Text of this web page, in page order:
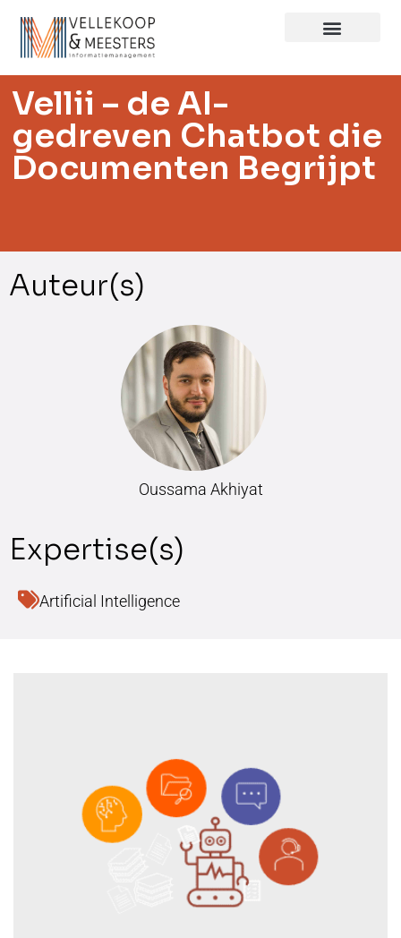
Vellii – de AI-
gedreven Chatbot die
Documenten Begrijpt
Oussama Akhiyat
Artificial Intelligence